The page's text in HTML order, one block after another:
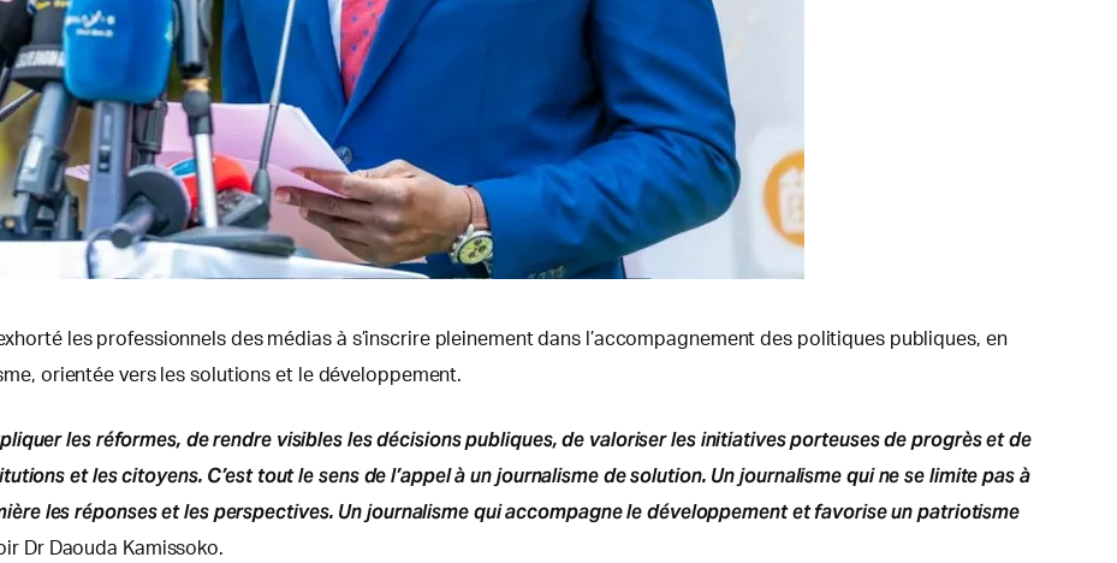
les professionnels des médias à s’inscrire pleinement dans l’accompagnement des politiques publiques, en
orientée vers les solutions et le développement.
les réformes, de rendre visibles les décisions publiques, de valoriser les initiatives porteuses de progrès et de
et les citoyens. C’est tout le sens de l’appel à un journalisme de solution. Un journalisme qui ne se limite pas à
les réponses et les perspectives. Un journalisme qui accompagne le développement et favorise un patriotisme
Dr Daouda Kamissoko.